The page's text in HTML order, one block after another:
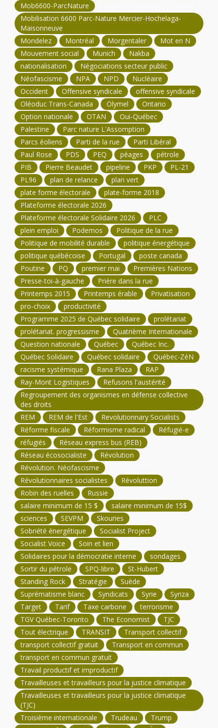
Mob6600-ParcNature
Mobilisation 6600 Parc-Nature Mercier-Hochelaga-
Maisonneuve
Mondelez
Montréal Morgentaler
Mot en N
Mouvement social
Munich
Nakba
nationalisation
Négociations secteur public
Néofascisme
NPA NPD
Nucléaire
Occident
Offensive syndicale
offensive syndicale
Oléoduc Trans-Canada
Olymel
Ontario
Option nationale
OTAN
Oui-Québec
Palestine
Parc nature L'Assomption
Parcs éoliens
Parti de la rue
Parti Libéral
Paul Rose
PDS PEQ péages
pétrole
PIB
Pierre Beaudet pipeline PKP
PL-21
PL96
plan de relance
plan vert
plate forme électorale
plate-forme 2018
Plateforme électorale 2026
Plateforme électorale Solidaire 2026
PLC
plein emploi
Podemos
Politique de la rue
Politique de mobilité durable
politique énergétique
politique québécoise
Portugal
poste canada
Poutine
PQ premier mai
Premières Nations
Presse-toi-à-gauche
Prière dans la rue
Printemps 2015
Printemps érable
Privatisation
pro-choix
productivité
Programme 2025 de Québec solidaire
prolétariat
prolétariat. progressisme
Quatrième Internationale
Question nationale
Québec
Québec Inc.
Québec Solidaire
Québec solidaire
Québec-ZéN
racisme systémique
Rana Plaza
RAP
Ray-Mont Logistiques
Refusons l'austérité
Regroupement des organismes en défense collective
des droits
REM
REM de l'Est
Revolutionnary Socialists
Réforme fiscale
Réformisme radical
Réfugié-e
réfugiés
Réseau express bus (REB)
Réseau écosocialiste
Révolution
Révolution. Néofascisme
Révolutionnaires socialistes
Révoluttion
Robin des ruelles
Russie
salaire minimum de 15 $
salaire minimum de 15$
sciences
SEVPM
Skouries
Sobriété énergétique
Socialist Project
Socialist Voice
Soin et lien
Solidaires pour la démocratie interne
sondages
Sortir du pétrole
SPQ-libre
St-Hubert
Standing Rock
Stratégie
Suède
Suprématisme blanc
Syndicats Syrie
Syriza
Target
Tarif Taxe carbone
terrorisme
TGV Québec-Toronto
The Economist
TJC
Tout électrique
TRANSIT
Transport collectif
transport collectif gratuit
Transport en commun
transport en commun gratuit
Travail productif et improductif
Travailleuses et travailleurs pour la justice climatique
Travailleuses et travailleurs pour la justice climatique
(TJC)
Troisième internationale
Trudeau
Trump